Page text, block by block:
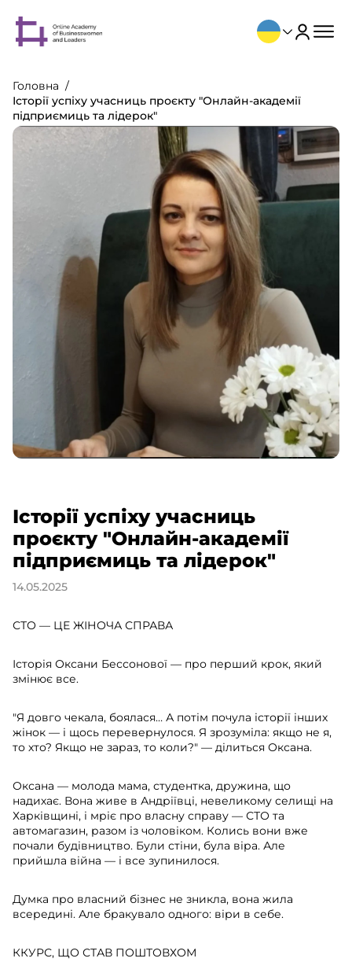
Головна
Історії успіху учасниць проєкту "Онлайн-академії
підприємиць та лідерок"
Історії успіху учасниць
проєкту "Онлайн-академії
підприємиць та лідерок"
14.05.2025
СТО — ЦЕ ЖІНОЧА СПРАВА
Історія Оксани Бессонової — про перший крок, який
змінює все.
"Я довго чекала, боялася… А потім почула історії інших
жінок — і щось перевернулося. Я зрозуміла: якщо не я,
то хто? Якщо не зараз, то коли?" — ділиться Оксана.
Оксана — молода мама, студентка, дружина, що
надихає. Вона живе в Андріївці, невеликому селищі на
Харківщині, і мріє про власну справу — СТО та
автомагазин, разом із чоловіком. Колись вони вже
почали будівництво. Були стіни, була віра. Але
прийшла війна — і все зупинилося.
Думка про власний бізнес не зникла, вона жила
всередині. Але бракувало одного: віри в себе.
ККУРС, ЩО СТАВ ПОШТОВХОМ